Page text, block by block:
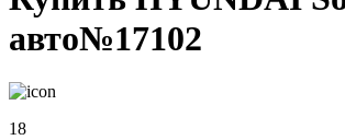
авто№17102
18